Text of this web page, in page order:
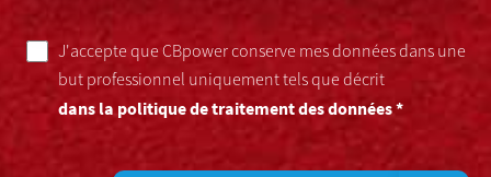
J'accepte que CBpower conserve mes données dans une
but professionnel uniquement tels que décrit
dans la politique de traitement des données *